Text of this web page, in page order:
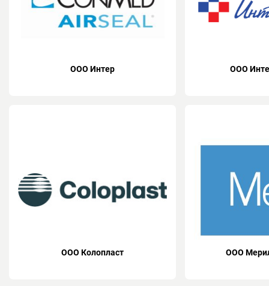
ООО Интер ООО
ООО Колопласт ООО